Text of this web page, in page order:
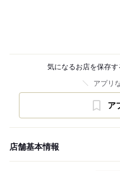
気になるお店を保存す
アプリ
ア
店舗基本情報